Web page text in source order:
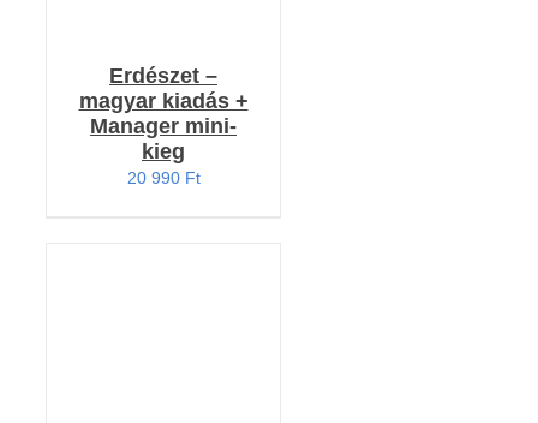
Erdészet –
magyar kiadás +
Manager mini-
kieg
20 990 Ft